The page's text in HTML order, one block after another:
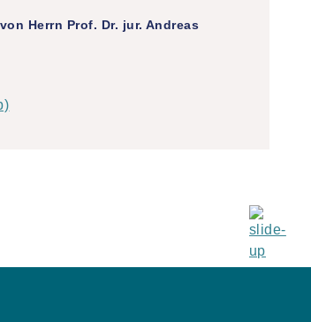
Herrn Prof. Dr. jur. Andreas